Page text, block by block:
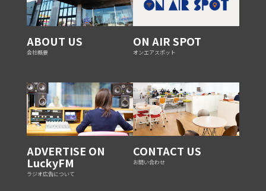
ABOUT US
会社概要
ON AIR SPOT
オンエアスポット
ADVERTISE ON
LuckyFM
ラジオ広告について
CONTACT US
お問い合わせ